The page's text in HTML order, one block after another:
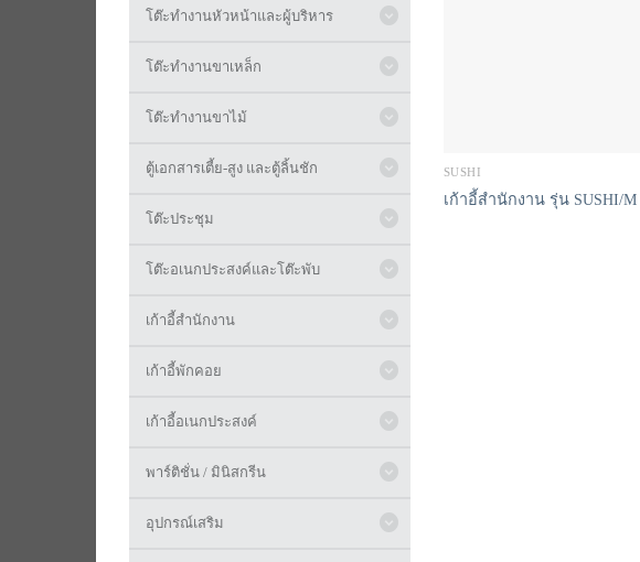
โต๊ะทำงานหัวหน้าและผู้บริหาร
โต๊ะทำงานขาเหล็ก
โต๊ะทำงานขาไม้
ตู้เอกสารเตี้ย-สูง และตู้ลิ้นชัก
โต๊ะประชุม
โต๊ะอเนกประสงค์และโต๊ะพับ
เก้าอี้สำนักงาน
เก้าอี้พักคอย
เก้าอี้อเนกประสงค์
พาร์ติชั่น / มินิสกรีน
อุปกรณ์เสริม
SUSHI
เก้าอี้สำนักงาน รุ่น SUSHI/M